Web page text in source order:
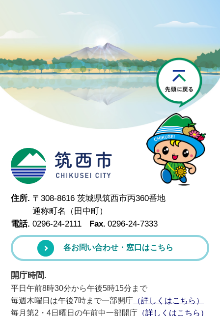
筑西市
住所. 〒308-8616 茨城県筑西市丙360番地
通称町名（田中町）
電話. 0296-24-2111 Fax. 0296-24-7333
各お問い合わせ・窓口はこちら
開庁時間.
平日午前8時30分から午後5時15分まで
毎週木曜日は午後7時まで一部開庁 （詳しくはこちら）
毎月第2・4日曜日の午前中一部開庁 （詳しくはこちら）